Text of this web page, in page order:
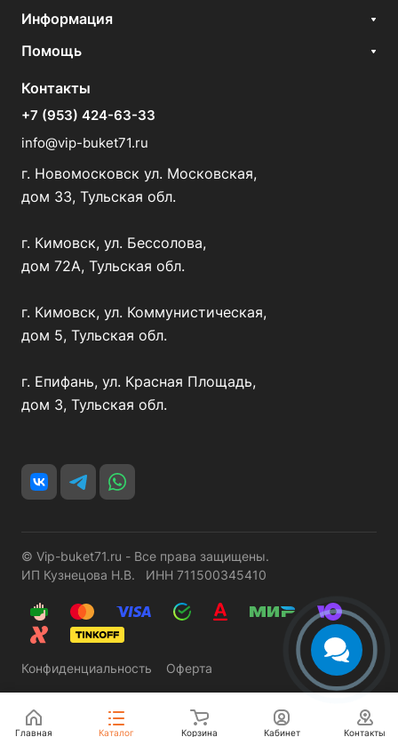
Информация
Помощь
Контакты
+7 (953) 424-63-33
info@vip-buket71.ru
г. Новомосковск ул. Московская,
дом 33, Тульская обл.
г. Кимовск, ул. Бессолова,
дом 72А, Тульская обл.
г. Кимовск, ул. Коммунистическая,
дом 5, Тульская обл.
г. Епифань, ул. Красная Площадь,
дом 3, Тульская обл.
© Vip-buket71.ru - Все права защищены.
ИП Кузнецова Н.В. ИНН 711500345410
Конфиденциальность Оферта
Главная Каталог Корзина Кабинет Контакты